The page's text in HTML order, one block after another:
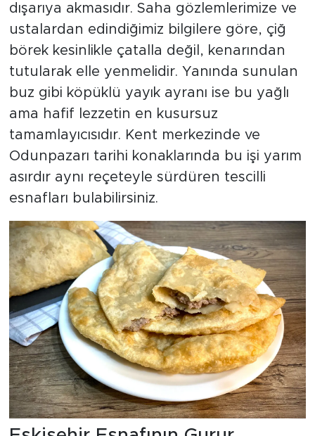
dışarıya akmasıdır. Saha gözlemlerimize ve
ustalardan edindiğimiz bilgilere göre, çiğ
börek kesinlikle çatalla değil, kenarından
tutularak elle yenmelidir. Yanında sunulan
buz gibi köpüklü yayık ayranı ise bu yağlı
ama hafif lezzetin en kusursuz
tamamlayıcısıdır. Kent merkezinde ve
Odunpazarı tarihi konaklarında bu işi yarım
asırdır aynı reçeteyle sürdüren tescilli
esnafları bulabilirsiniz.